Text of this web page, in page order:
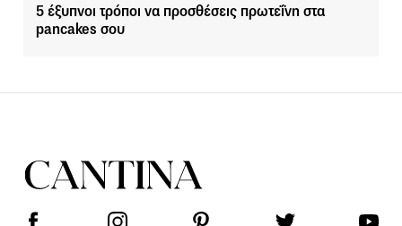
5 έξυπνοι τρόποι να προσθέσεις πρωτεΐνη στα
pancakes σου